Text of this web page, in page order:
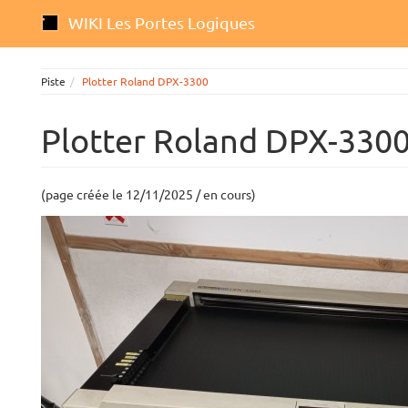
WIKI Les Portes Logiques
Piste Plotter Roland DPX-3300
Plotter Roland DPX-
(page créée le 12/11/2025 / en cours)